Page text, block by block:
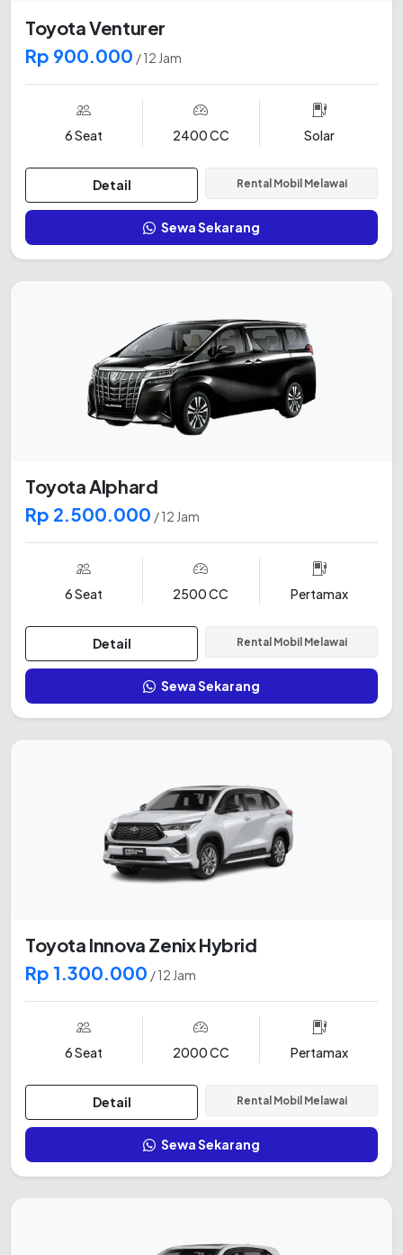
Toyota Venturer
Rp 900.000 / 12 Jam
6 Seat 2400 CC Solar
Detail Rental Mobil Melawai
Sewa Sekarang
Toyota Alphard
Rp 2.500.000 / 12 Jam
6 Seat 2500 CC Pertamax
Detail Rental Mobil Melawai
Sewa Sekarang
Toyota Innova Zenix Hybrid
Rp 1.300.000 / 12 Jam
6 Seat 2000 CC Pertamax
Detail Rental Mobil Melawai
Sewa Sekarang